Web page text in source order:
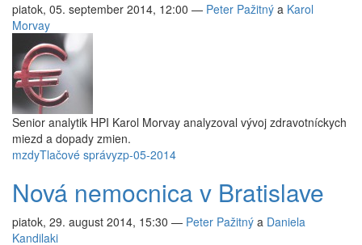
piatok, 05. september 2014, 12:00 — Peter Pažitný a Karol
Morvay
Senior analytik HPI Karol Morvay analyzoval vývoj zdravotníckych
miezd a dopady zmien.
mzdyTlačové správyzp-05-2014
Nová nemocnica v Bratislave
piatok, 29. august 2014, 15:30 — Peter Pažitný a Daniela
Kandilaki